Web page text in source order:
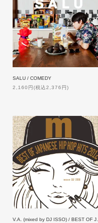
SALU / COMEDY
2,160円(税込2,376円)